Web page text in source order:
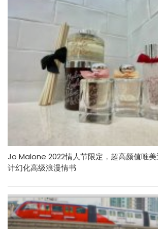
Jo Malone 2022情人节限定，超高颜值唯
计幻化高级浪漫情书